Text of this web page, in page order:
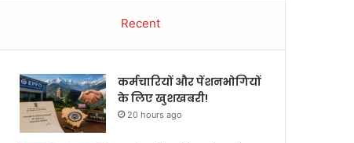
Recent
कर्मचारियों और पेंशनभोगियों
के लिए खुशखबरी!
20 hours ago